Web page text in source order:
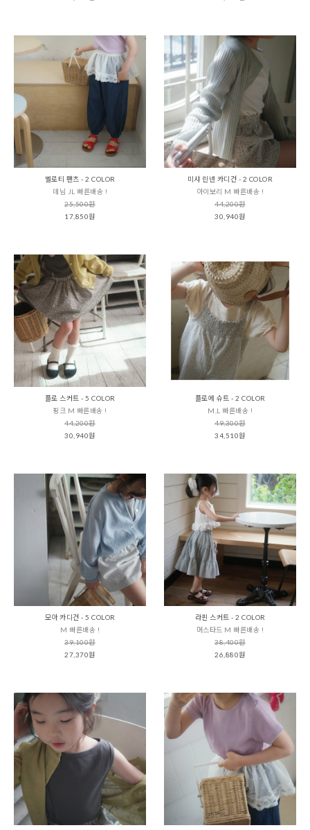
벨로티 팬츠 - 2 COLOR
데님 JL 빠른배송 !
25,500원
17,850원
미샤 린넨 카디건 - 2 COLOR
아이보리 M 빠른배송 !
44,200원
30,940원
플로 스커트 - 5 COLOR
핑크 M 빠른배송 !
44,200원
30,940원
플로에 슈트 - 2 COLOR
M,L 빠른배송 !
49,300원
34,510원
모아 카디건 - 5 COLOR
M 빠른배송 !
39,100원
27,370원
라핀 스커트 - 2 COLOR
머스타드 M 빠른배송 !
38,400원
26,880원